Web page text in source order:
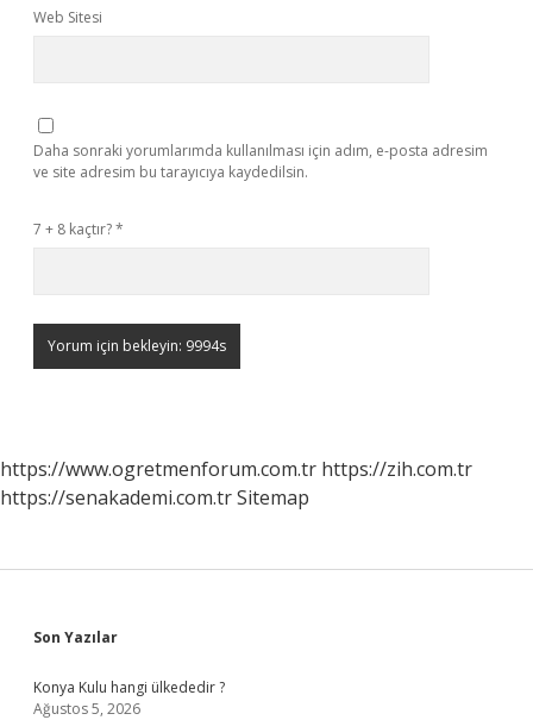
Web Sitesi
Daha sonraki yorumlarımda kullanılması için adım, e-posta adresim
ve site adresim bu tarayıcıya kaydedilsin.
7 + 8 kaçtır?*
https://www.ogretmenforum.com.tr https://zih.com.tr
https://senakademi.com.trSitemap
Sidebar
Son Yazılar
Konya Kulu hangi ülkededir ?
Ağustos 5, 2026